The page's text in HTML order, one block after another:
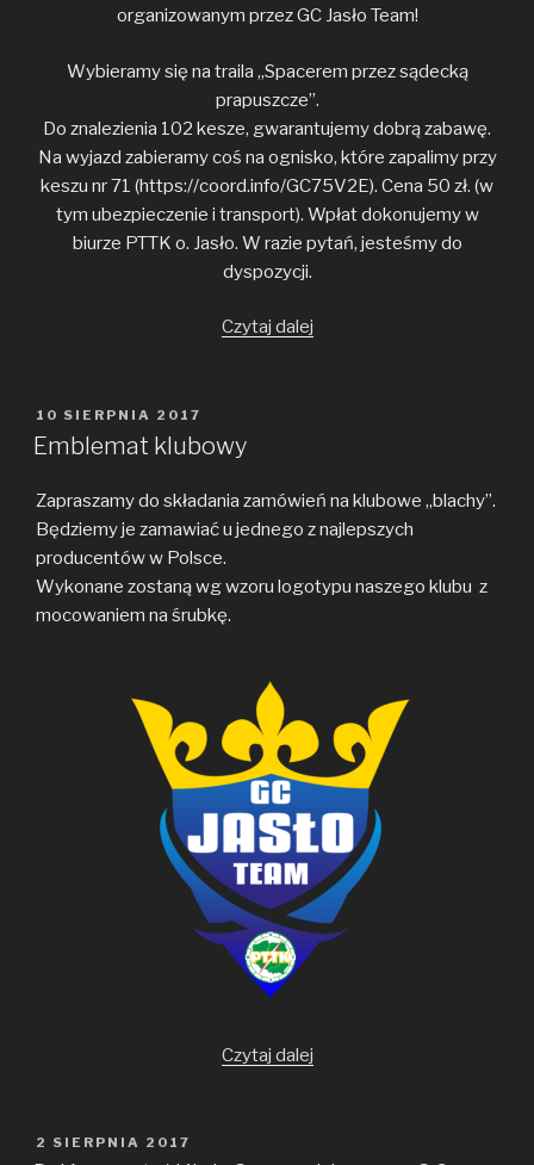
organizowanym przez GC Jasło Team!
Wybieramy się na traila „Spacerem przez sądecką
prapuszcze”.
Do znalezienia 102 kesze, gwarantujemy dobrą zabawę.
Na wyjazd zabieramy coś na ognisko, które zapalimy przy
keszu nr 71 (https://coord.info/GC75V2E). Cena 50 zł. (w
tym ubezpieczenie i transport). Wpłat dokonujemy w
biurze PTTK o. Jasło. W razie pytań, jesteśmy do
dyspozycji.
Czytaj dalej„Spacerem
oficjalny
wyjazd
Jasło
OPUBLIKOWANE
W
10 SIERPNIA 2017
Emblemat klubowy
Zapraszamy do składania zamówień na klubowe „blachy”.
Będziemy je zamawiać u jednego z najlepszych
producentów w Polsce.
Wykonane zostaną wg wzoru logotypu naszego klubu z
mocowaniem na śrubkę.
Czytaj dalej„Emblemat
OPUBLIKOWANE
2 SIERPNIA 2017